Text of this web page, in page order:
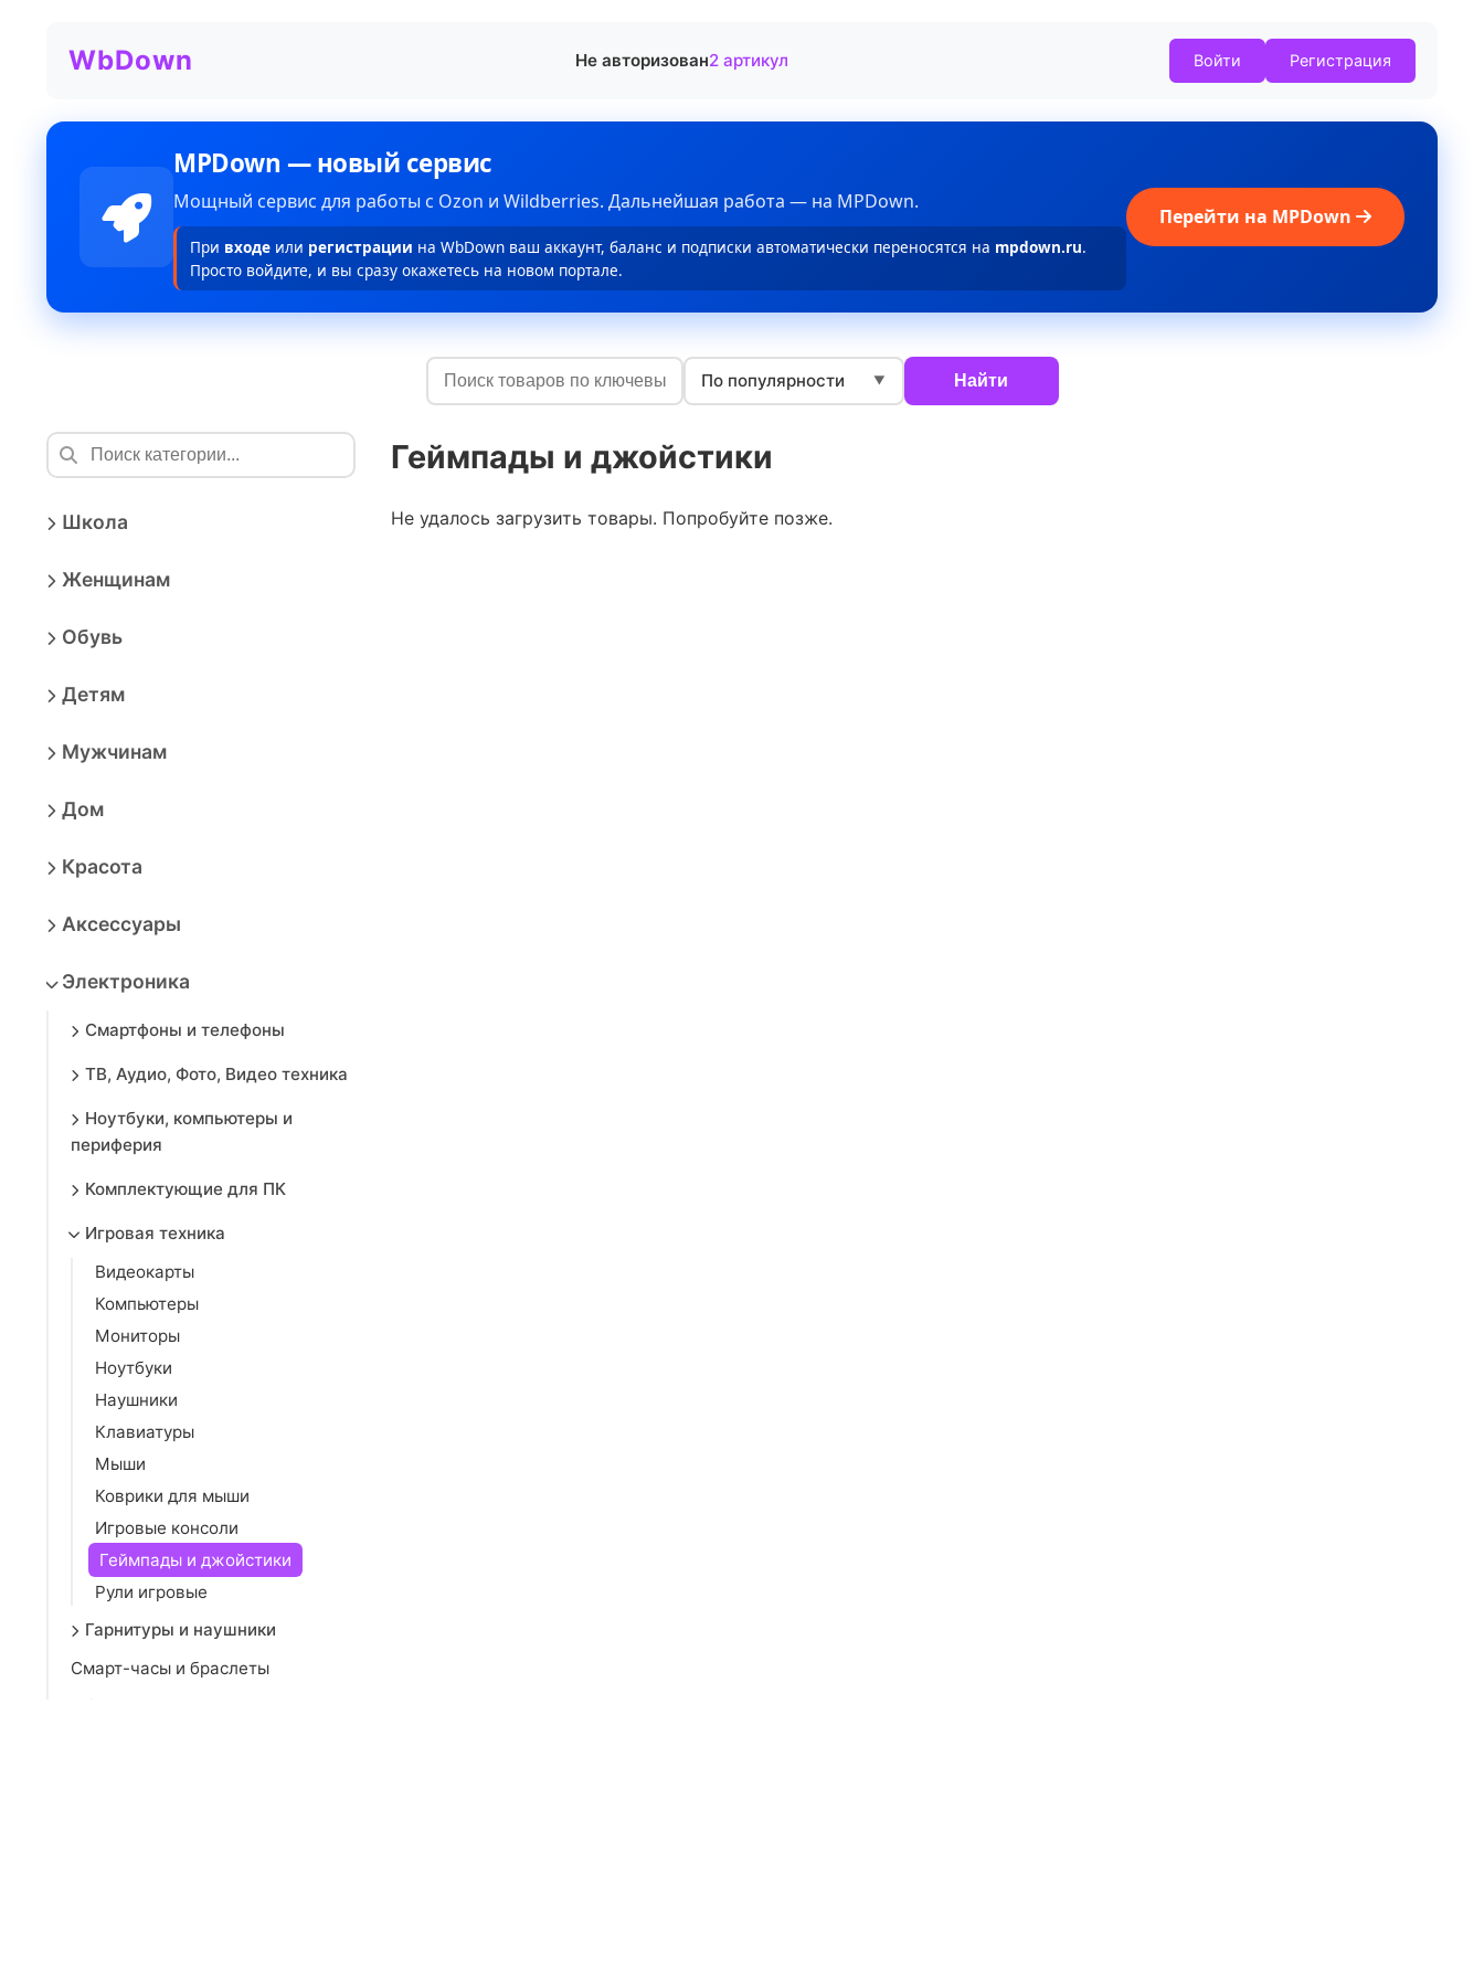
WbDown Не авторизован2 артикул Войти Регистрация
MPDown — новый сервис
Мощный сервис для работы с Ozon и Wildberries. Дальнейшая работа — на MPDown.
При входе или регистрации на WbDown ваш аккаунт, баланс и подписки автоматически переносятся на mpdown.ru.
Просто войдите, и вы сразу окажетесь на новом портале.
Перейти на MPDown
По популярности ▼ Найти
Школа
Женщинам
Обувь
Детям
Мужчинам
Дом
Красота
Аксессуары
Электроника
Смартфоны и телефоны
ТВ, Аудио, Фото, Видео техника
Ноутбуки, компьютеры и
периферия
Комплектующие для ПК
Игровая техника
Видеокарты
Компьютеры
Мониторы
Ноутбуки
Наушники
Клавиатуры
Мыши
Коврики для мыши
Игровые консоли
Геймпады и джойстики
Рули игровые
Гарнитуры и наушники
Смарт-часы и браслеты
Геймпады и джойстики
Не удалось загрузить товары. Попробуйте позже.